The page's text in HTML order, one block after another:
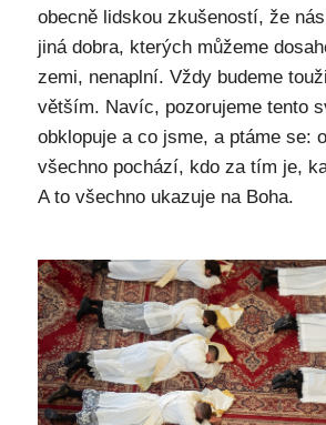
obecně lidskou zkušeností, že
jiná dobra, kterých můžeme
zemi, nenaplní. Vždy budeme
větším. Navíc, pozorujeme tento
obklopuje a co jsme, a ptáme se:
všechno pochází, kdo za tím je,
A to všechno ukazuje na Boha.